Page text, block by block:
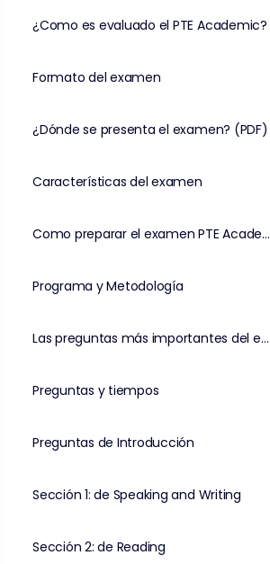
¿Como es evaluado el PTE Academic?
Formato del examen
¿Dónde se presenta el examen? (PDF)
Características del examen
Como preparar el examen PTE Academic
Programa y Metodología
Las preguntas más importantes del examen
Preguntas y tiempos
Preguntas de Introducción
Sección 1: de Speaking and Writing
Sección 2: de Reading